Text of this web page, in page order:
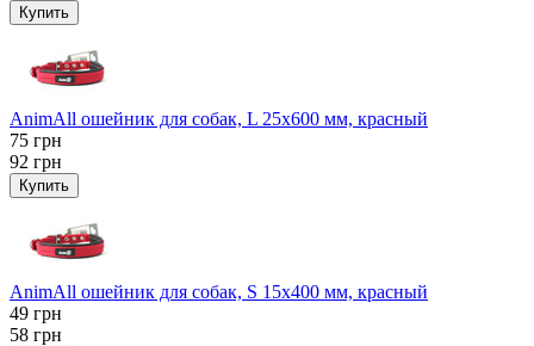
Купить
AnimAll ошейник для собак, L 25x600 мм, красный
75 грн
92 грн
Купить
AnimAll ошейник для собак, S 15х400 мм, красный
49 грн
58 грн